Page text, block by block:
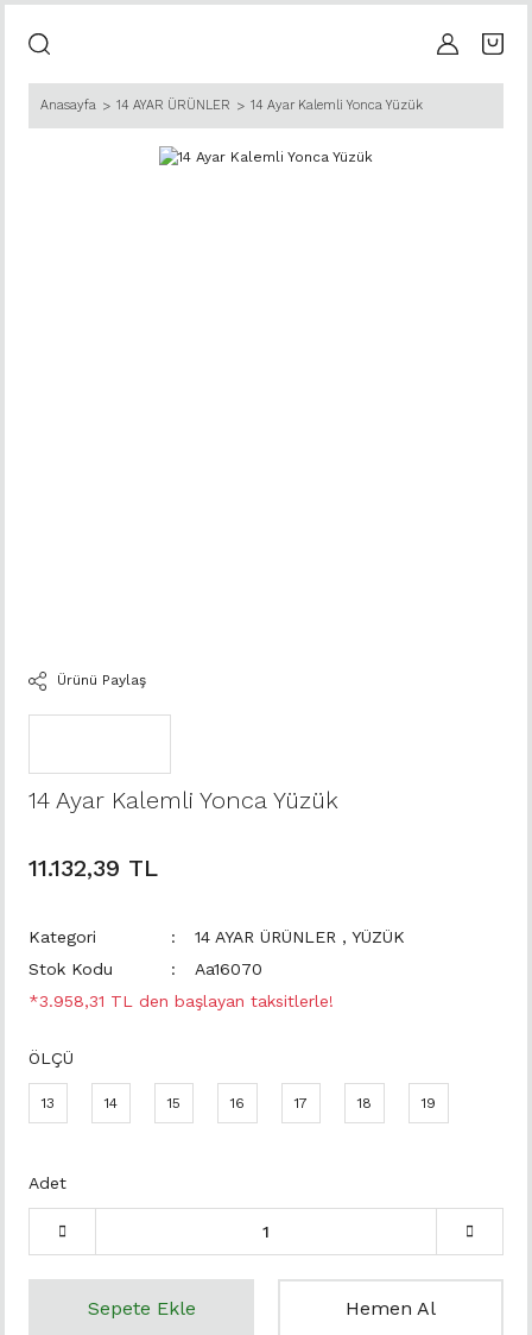
Anasayfa 14 AYAR ÜRÜNLER 14 Ayar Kalemli Yonca Yüzük
Ürünü Paylaş
14 Ayar Kalemli Yonca Yüzük
11.132,39 TL
Kategori 14 AYAR ÜRÜNLER , YÜZÜK
Stok Kodu
Aa16070
*3.958,31 TL den başlayan taksitlerle!
ÖLÇÜ
13 14 15 16 17 18 19
Adet
Sepete Ekle Hemen Al